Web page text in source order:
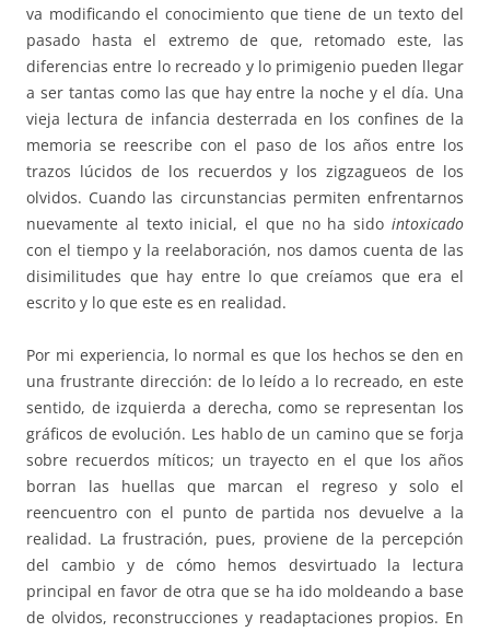
va modificando el conocimiento que tiene de un texto del
pasado hasta el extremo de que, retomado este, las
diferencias entre lo recreado y lo primigenio pueden llegar
a ser tantas como las que hay entre la noche y el día. Una
vieja lectura de infancia desterrada en los confines de la
memoria se reescribe con el paso de los años entre los
trazos lúcidos de los recuerdos y los zigzagueos de los
olvidos. Cuando las circunstancias permiten enfrentarnos
nuevamente al texto inicial, el que no ha sido intoxicado
con el tiempo y la reelaboración, nos damos cuenta de las
disimilitudes que hay entre lo que creíamos que era el
escrito y lo que este es en realidad.
Por mi experiencia, lo normal es que los hechos se den en
una frustrante dirección: de lo leído a lo recreado, en este
sentido, de izquierda a derecha, como se representan los
gráficos de evolución. Les hablo de un camino que se forja
sobre recuerdos míticos; un trayecto en el que los años
borran las huellas que marcan el regreso y solo el
reencuentro con el punto de partida nos devuelve a la
realidad. La frustración, pues, proviene de la percepción
del cambio y de cómo hemos desvirtuado la lectura
principal en favor de otra que se ha ido moldeando a base
de olvidos, reconstrucciones y readaptaciones propios. En